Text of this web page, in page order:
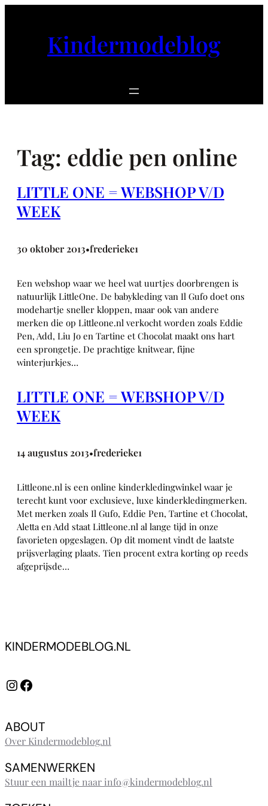
Kindermodeblog
Tag: eddie pen online
LITTLE ONE = WEBSHOP V/D
WEEK
30 oktober 2013•frederieke1
Een webshop waar we heel wat uurtjes doorbrengen is
natuurlijk LittleOne. De babykleding van Il Gufo doet ons
modehartje sneller kloppen, maar ook van andere
merken die op Littleone.nl verkocht worden zoals Eddie
Pen, Add, Liu Jo en Tartine et Chocolat maakt ons hart
een sprongetje. De prachtige knitwear, fijne
winterjurkjes…
LITTLE ONE = WEBSHOP V/D
WEEK
14 augustus 2013•frederieke1
Littleone.nl is een online kinderkledingwinkel waar je
terecht kunt voor exclusieve, luxe kinderkledingmerken.
Met merken zoals Il Gufo, Eddie Pen, Tartine et Chocolat,
Aletta en Add staat Littleone.nl al lange tijd in onze
favorieten opgeslagen. Op dit moment vindt de laatste
prijsverlaging plaats. Tien procent extra korting op reeds
afgeprijsde…
KINDERMODEBLOG.NL
InstagramFacebook
ABOUT
Over Kindermodeblog.nl
SAMENWERKEN
Stuur een mailtje naar info@kindermodeblog.nl